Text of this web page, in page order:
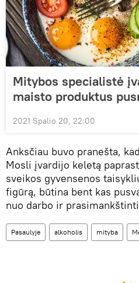
Mitybos specialistė
maisto produktus
2021 Spalio 20, 22:00
Anksčiau buvo pranešta,
Mosli įvardijo keletą
sveikos gyvensenos
figūrą, būtina bent kas
nuo darbo ir
Pasaulyje alkoholis mityba